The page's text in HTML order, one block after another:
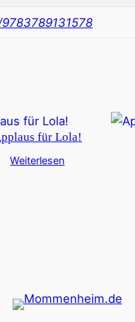
für Lola!
Weiterlesen